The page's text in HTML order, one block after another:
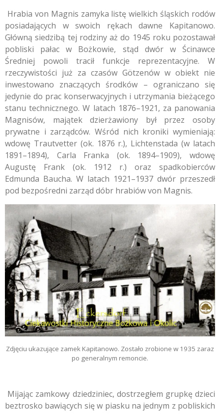
Hrabia von Magnis zamyka listę wielkich śląskich rodów
posiadających w swoich rękach dawne Kapitanowo.
Główną siedzibą tej rodziny aż do 1945 roku pozostawał
pobliski pałac w Bożkowie, stąd dwór w Ścinawce
Średniej powoli tracił funkcje reprezentacyjne. W
rzeczywistości już za czasów Götzenów w obiekt nie
inwestowano znaczących środków – ograniczano się
jedynie do prac konserwacyjnych i utrzymania bieżącego
stanu technicznego. W latach 1876–1921, za panowania
Magnisów, majątek dzierżawiony był przez osoby
prywatne i zarządców. Wśród nich kroniki wymieniają:
wdowę Trautvetter (ok. 1876 r.), Lichtenstada (w latach
1891–1894), Carla Franka (ok. 1894–1909), wdowę
Augustę Frank (ok. 1912 r.) oraz spadkobierców
Edmunda Baucha. W latach 1921–1937 dwór przeszedł
pod bezpośredni zarząd dóbr hrabiów von Magnis.
Zdjęciu ukazujące zamek Kapitanowo. Zostało zrobione w 1935 zaraz
po generalnym remoncie.
Mijając zamkowy dziedziniec, dostrzegłem grupkę dzieci
beztrosko bawiących się w piasku na jednym z pobliskich